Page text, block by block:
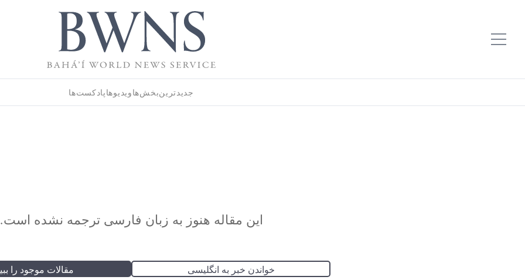
جدیدترینبخش‌هاویدیوهاپادکست‌ها
این مقاله هنوز به زبان فارسی ترجمه نشده است.
خواندن خبر به انگلیسی مقالات موجود را